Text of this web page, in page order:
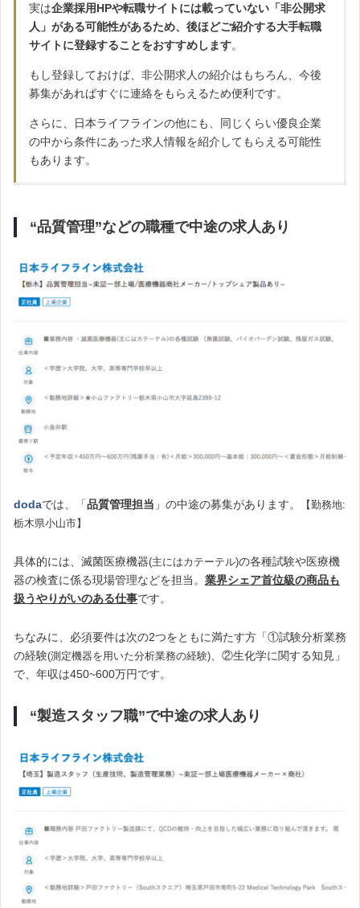
実は企業採用HPや転職サイトには載っていない「非公開求
人」がある可能性があるため、後ほどご紹介する大手転職
サイトに登録することをおすすめします。
もし登録しておけば、非公開求人の紹介はもちろん、今後
募集があればすぐに連絡をもらえるため便利です。
さらに、日本ライフラインの他にも、同じくらい優良企業
の中から条件にあった求人情報を紹介してもらえる可能性
もあります。
“品質管理”などの職種で中途の求人あり
dodaでは、「品質管理担当 」の中途の募集があります。
【勤務地:
栃木県小山市】
具体的には、滅菌医療機器(主にはカテーテル)の各種試験や医療機
器の検査に係る現場管理などを担当。 業界シェア首位級の商品も
扱うやりがいのある仕事です。
ちなみに、必須要件は次の2つをともに満たす方「①試験分析業務
の経験(測定機器を用いた分析業務の経験)、②生化学に関する知見」
で、年収は450~600万円です。
“製造スタッフ職”で中途の求人あり